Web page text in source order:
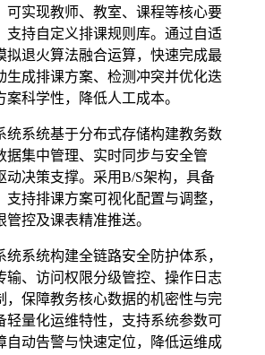
可实现教师、教室、课程等核心要
支持自定义排课规则库。通过自适
拟退火算法融合运算，快速完成最
生成排课方案、检测冲突并优化迭
科学性，降低人工成本。
系统基于分布式存储构建教务数
据集中管理、实时同步与安全管
动决策支撑。采用B/S架构，具备
支持排课方案可视化配置与调整，
控及课表精准推送。
系统构建全链路安全防护体系，
输、访问权限分级管控、操作日志
，保障教务核心数据的机密性与完
轻量化运维特性，支持系统参数可
自动告警与快速定位，降低运维成